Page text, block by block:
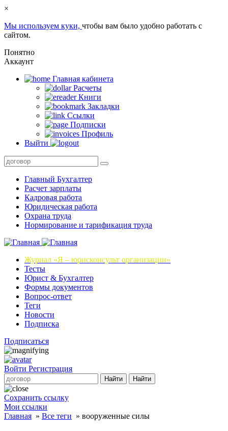
×
Мы используем куки, чтобы вам было удобно работать с
сайтом.
Понятно
Аккаунт
Главная кабинета
Расчеты
Книги
Закладки
Ссылки
Подписки
Профиль
Выйти
Главный Бухгалтер
Расчет зарплаты
Кадровая работа
Юридическая работа
Охрана труда
Нормирование и тарификация труда
Журнал «Я – юрисконсульт организации»
Тесты
Юрист & Бухгалтер
Формы документов
Вопрос-ответ
Теги
Новости
Подписка
Подписаться
Войти Регистрация
Найти Найти
Сохранить ссылку
Мои ссылки
Главная » Все теги » вооруженные силы